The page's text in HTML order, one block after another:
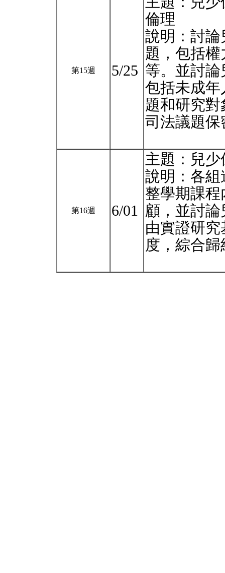
第15週 5/25
倫理
說明：討
題，包括
等。並討
包括未成
題和研究
司法議題
第16週 6/01
主題：兒
說明：各
整學期課
顧，並討
由實證研
度，綜合